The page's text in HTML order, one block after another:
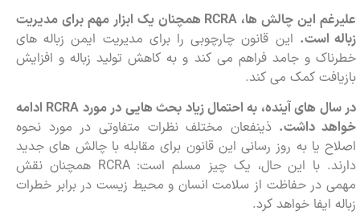
علیرغم این چالش ها، RCRA همچنان یک ابزار مهم برای مدیریت
زباله است. این قانون چارچوبی را برای مدیریت ایمن زباله های
خطرناک و جامد فراهم می کند و به کاهش تولید زباله و افزایش
بازیافت کمک می کند.
در سال های آینده، به احتمال زیاد بحث هایی در مورد RCRA ادامه
خواهد داشت. ذینفعان مختلف نظرات متفاوتی در مورد نحوه
اصلاح یا به روز رسانی این قانون برای مقابله با چالش های جدید
دارند. با این حال، یک چیز مسلم است: RCRA همچنان نقش
مهمی در حفاظت از سلامت انسان و محیط زیست در برابر خطرات
زباله ایفا خواهد کرد.